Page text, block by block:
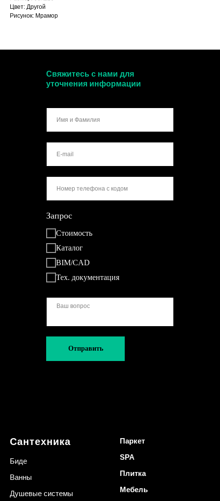
Цвет: Другой
Рисунок: Мрамор
Запрос
Стоимость
Каталог
BIM/CAD
Тех. документация
Отправить
Свяжитесь с нами для
уточнения информации
Сантехника
Биде
Ванны
Душевые системы
Паркет
SPA
Плитка
Мебель